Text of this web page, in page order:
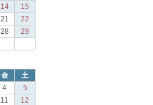
14
15
21
22
28
29
金
土
4
5
11
12